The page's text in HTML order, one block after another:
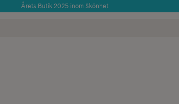
Använd kod: SOMMAR20 för 20% över 649kr